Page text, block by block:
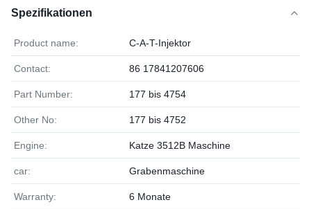
Spezifikationen
Product name: C-A-T-Injektor
Contact: 86 17841207606
Part Number: 177 bis 4754
Other No: 177 bis 4752
Engine: Katze 3512B Maschine
car: Grabenmaschine
Warranty: 6 Monate